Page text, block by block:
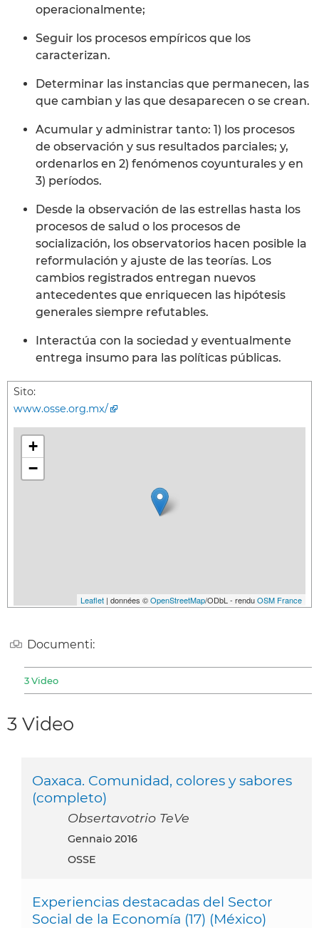
operacionalmente;
Seguir los procesos empíricos que los
caracterizan.
Determinar las instancias que permanecen, las
que cambian y las que desaparecen o se crean.
Acumular y administrar tanto: 1) los procesos
de observación y sus resultados parciales; y,
ordenarlos en 2) fenómenos coyunturales y en
3) períodos.
Desde la observación de las estrellas hasta los
procesos de salud o los procesos de
socialización, los observatorios hacen posible la
reformulación y ajuste de las teorías. Los
cambios registrados entregan nuevos
antecedentes que enriquecen las hipótesis
generales siempre refutables.
Interactúa con la sociedad y eventualmente
entrega insumo para las políticas públicas.
Sito:
www.osse.org.mx/
+
−
Leaflet | données ©OpenStreetMap/ODbL - renduOSM France
Documenti:
3 Video
3 Video
Oaxaca. Comunidad, colores y sabores
(completo)
Obsertavotrio TeVe
gennaio 2016
OSSE
Experiencias destacadas del Sector
Social de la Economía (17) (México)